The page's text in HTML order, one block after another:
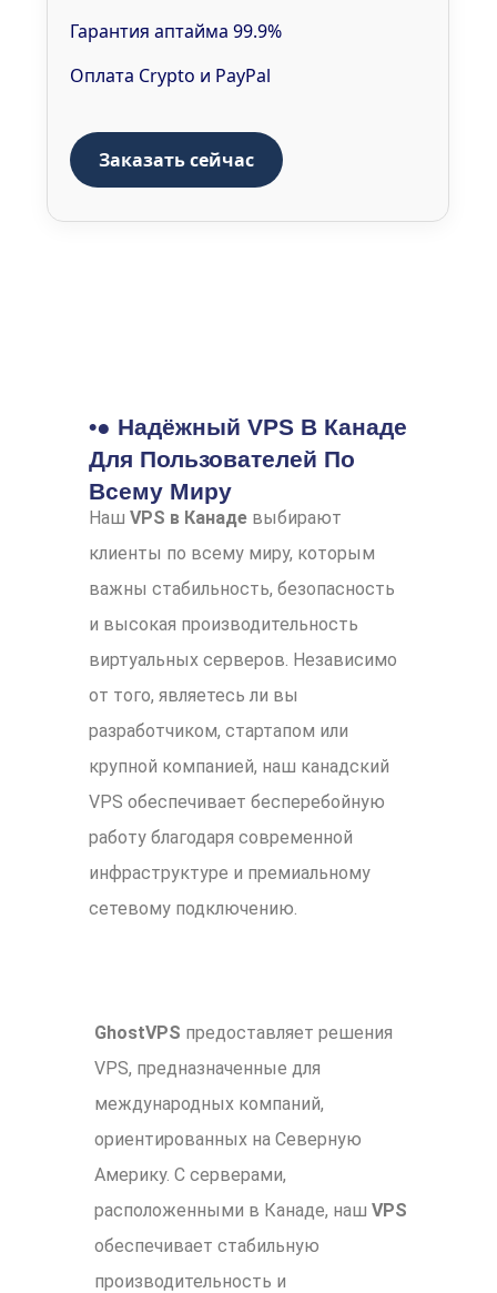
Гарантия аптайма 99.9%
Оплата Crypto и PayPal
Заказать сейчас
•● Надёжный VPS В Канаде
Для Пользователей По
Всему Миру
Наш VPS в Канаде выбирают
клиенты по всему миру, которым
важны стабильность, безопасность
и высокая производительность
виртуальных серверов. Независимо
от того, являетесь ли вы
разработчиком, стартапом или
крупной компанией, наш канадский
VPS обеспечивает бесперебойную
работу благодаря современной
инфраструктуре и премиальному
сетевому подключению.
GhostVPS предоставляет решения
VPS, предназначенные для
международных компаний,
ориентированных на Северную
Америку. С серверами,
расположенными в Канаде, наш VPS
обеспечивает стабильную
производительность и